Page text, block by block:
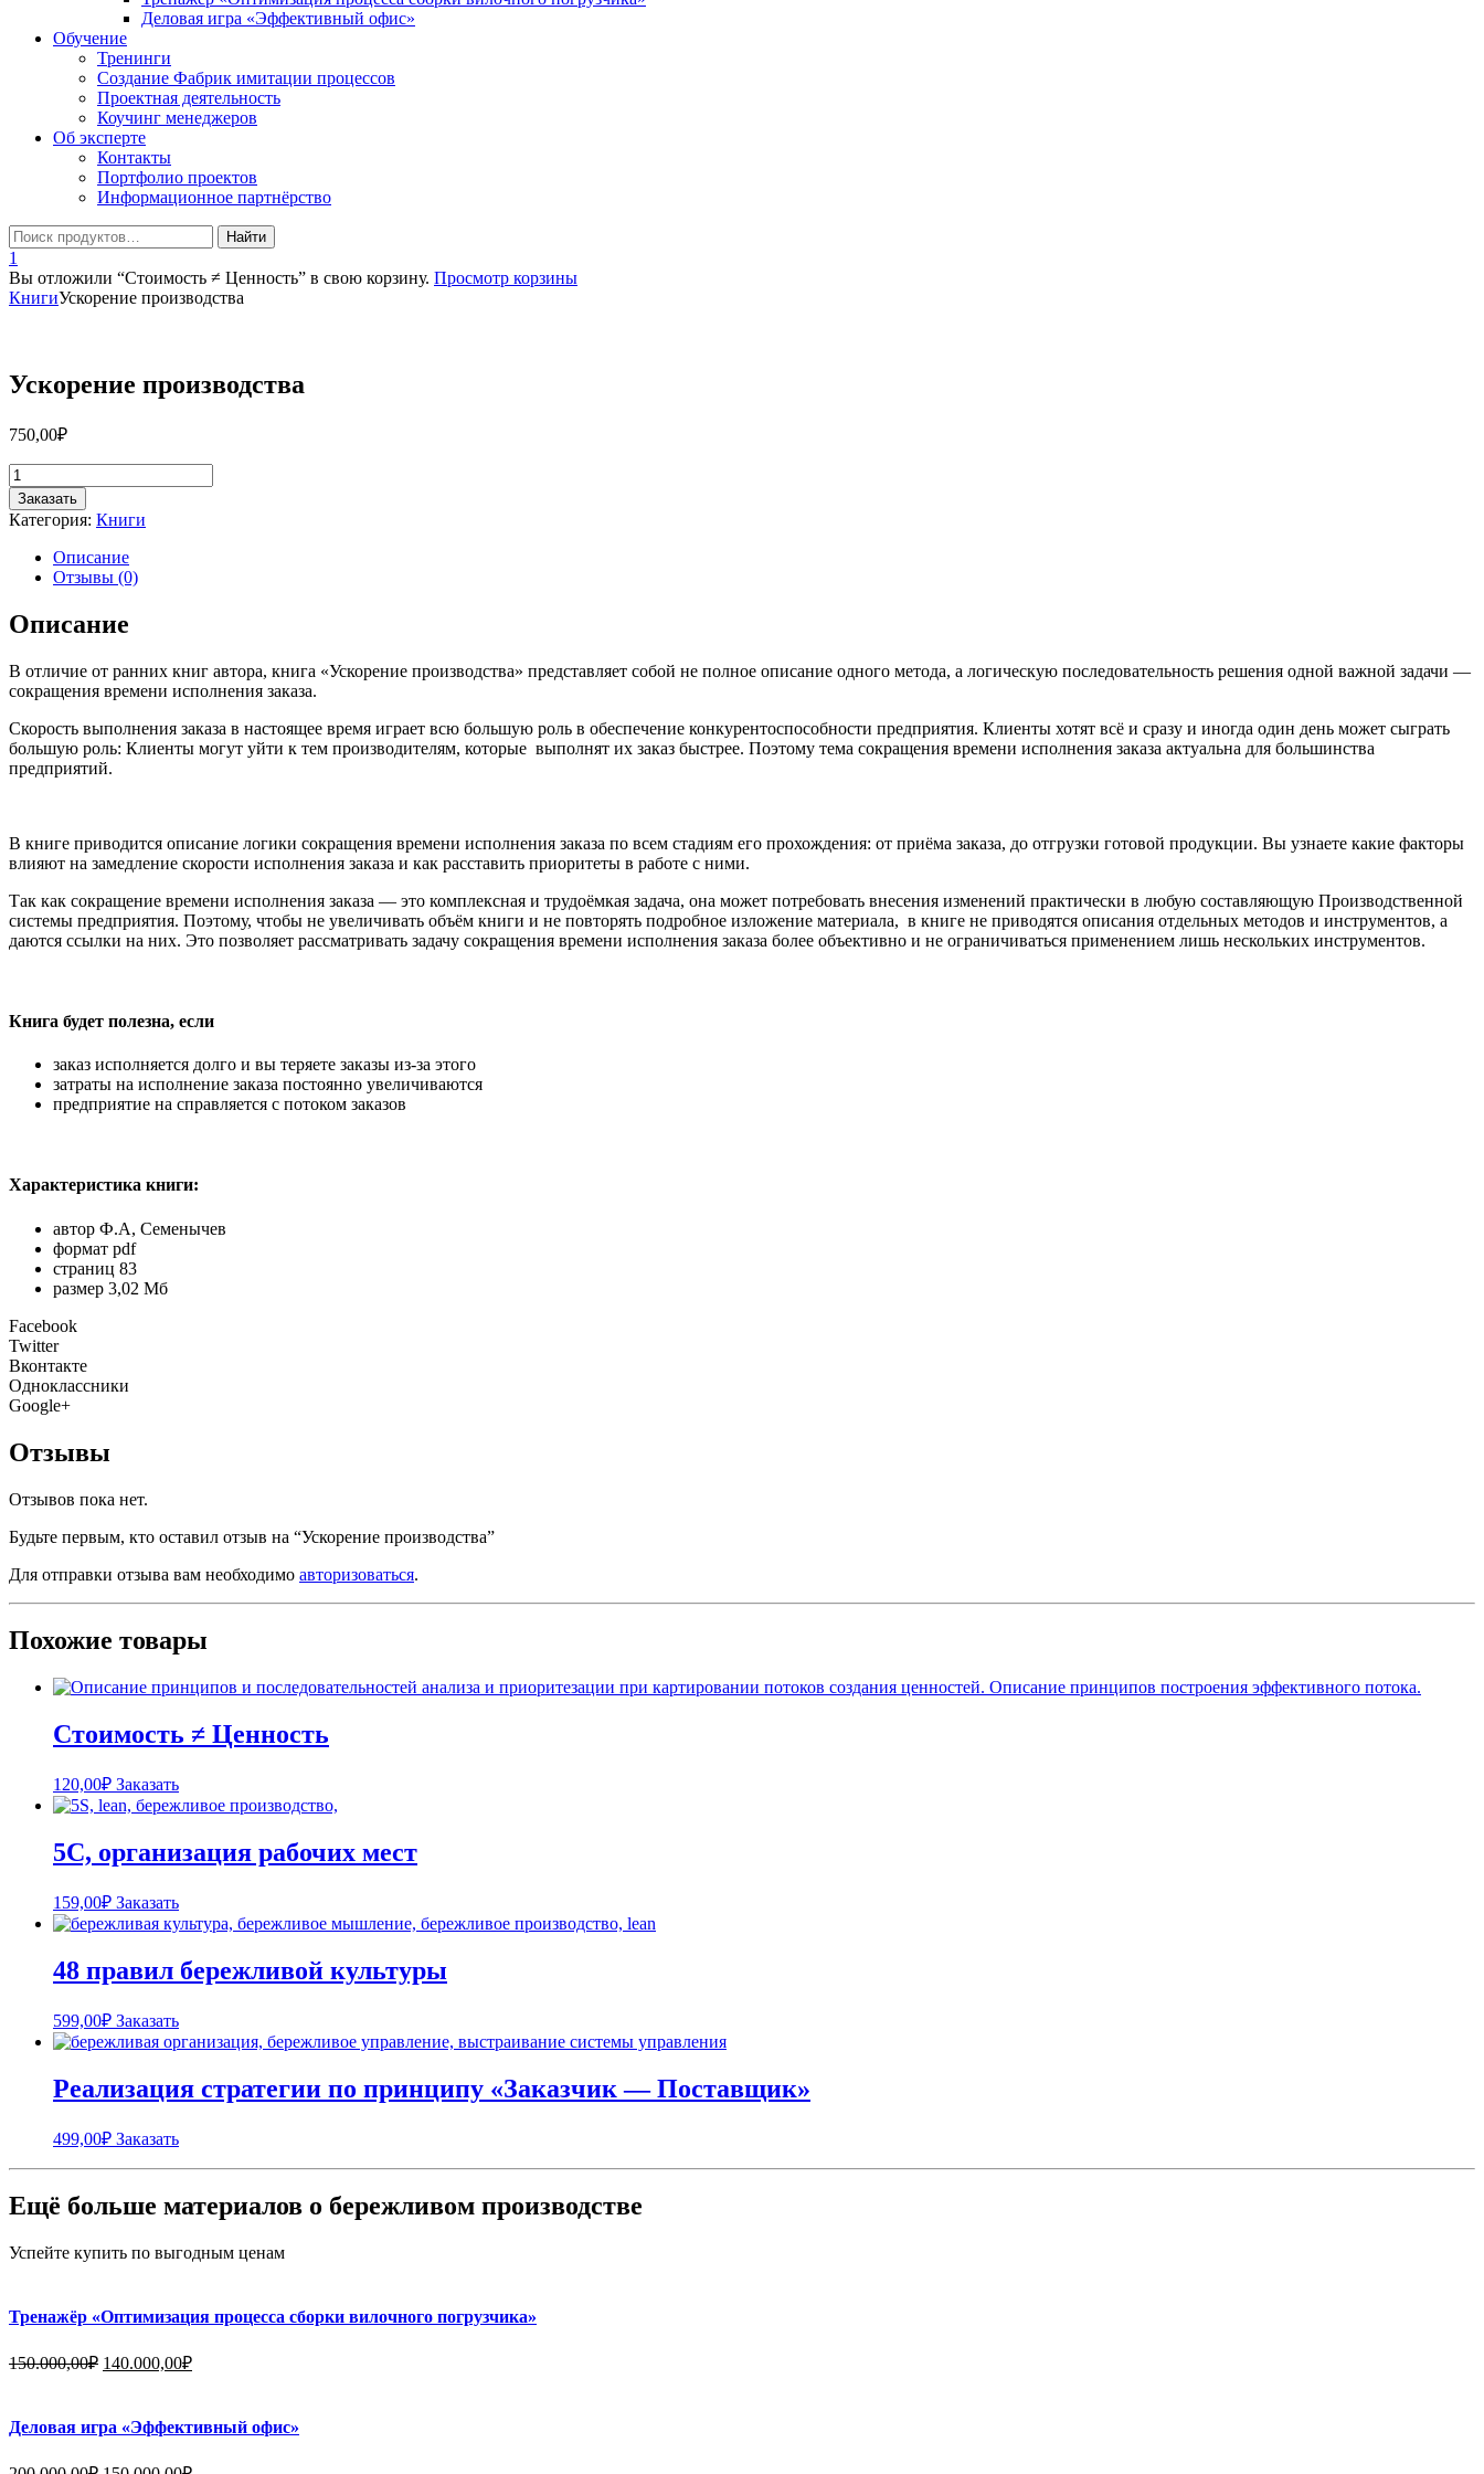
Деловая игра «Эффективный офис»
Обучение
Тренинги
Создание Фабрик имитации процессов
Проектная деятельность
Коучинг менеджеров
Об эксперте
Контакты
Портфолио проектов
Информационное партнёрство
1
Вы отложили “Стоимость ≠ Ценность” в свою корзину. Просмотр корзины
КнигиУскорение производства
Ускорение производства
750,00₽
Количество
товара
Ускорение
производства
Заказать
Категория: Книги
Описание
Отзывы (0)
Описание
В отличие от ранних книг автора, книга «Ускорение производства» представляет собой не полное описание одного метода, а логическую последовательность решения одной важной задачи —
сокращения времени исполнения заказа.
Скорость выполнения заказа в настоящее время играет всю большую роль в обеспечение конкурентоспособности предприятия. Клиенты хотят всё и сразу и иногда один день может сыграть
большую роль: Клиенты могут уйти к тем производителям, которые выполнят их заказ быстрее. Поэтому тема сокращения времени исполнения заказа актуальна для большинства
предприятий.
В книге приводится описание логики сокращения времени исполнения заказа по всем стадиям его прохождения: от приёма заказа, до отгрузки готовой продукции. Вы узнаете какие факторы
влияют на замедление скорости исполнения заказа и как расставить приоритеты в работе с ними.
Так как сокращение времени исполнения заказа — это комплексная и трудоёмкая задача, она может потребовать внесения изменений практически в любую составляющую Производственной
системы предприятия. Поэтому, чтобы не увеличивать объём книги и не повторять подробное изложение материала, в книге не приводятся описания отдельных методов и инструментов, а
даются ссылки на них. Это позволяет рассматривать задачу сокращения времени исполнения заказа более объективно и не ограничиваться применением лишь нескольких инструментов.
Книга будет полезна, если
заказ исполняется долго и вы теряете заказы из-за этого
затраты на исполнение заказа постоянно увеличиваются
предприятие на справляется с потоком заказов
Характеристика книги:
автор Ф.А, Семенычев
формат pdf
страниц 83
размер 3,02 Мб
Facebook
Twitter
Вконтакте
Одноклассники
Google+
Отзывы
Отзывов пока нет.
Будьте первым, кто оставил отзыв на “Ускорение производства”
Для отправки отзыва вам необходимо авторизоваться.
Похожие товары
Стоимость ≠ Ценность
120,00₽ Заказать
5С, организация рабочих мест
159,00₽ Заказать
48 правил бережливой культуры
599,00₽ Заказать
Реализация стратегии по принципу «Заказчик — Поставщик»
499,00₽ Заказать
Ещё больше материалов о бережливом производстве
Успейте купить по выгодным ценам
Тренажёр «Оптимизация процесса сборки вилочного погрузчика»
150.000,00₽ Первоначальная
150.000,00₽.
140.000,00₽Текущая
Деловая игра «Эффективный офис»
ПервоначальнаяТекущая